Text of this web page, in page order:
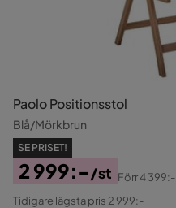
Paolo Positionsstol
Blå/Mörkbrun
SE PRISET!
Pris
2 999:-/st
Original
Förr4 399:-
Tidigare lägsta pris 2 999:-